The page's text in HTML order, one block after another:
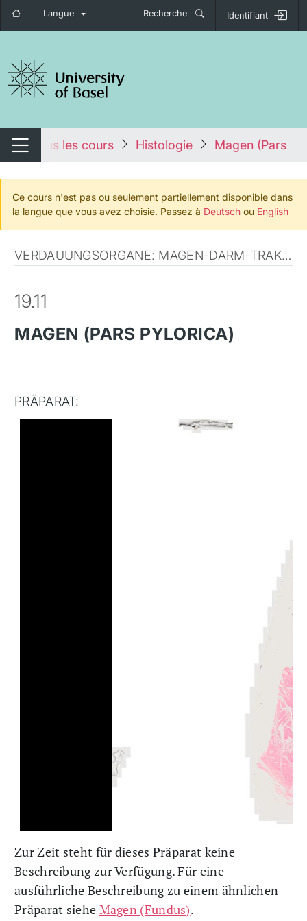
Langue Recherche Identifiant
de navigation
Changer de navigation
Tous les cours Histologie Magen (Pars
Ce cours n'est pas ou seulement partiellement disponible dans
la langue que vous avez choisie. Passez à Deutsch ou English
VERDAUUNGSORGANE: MAGEN-DARM-TRAKT (ANATOMISCHE MIKROSKOPIE)
19.11
MAGEN (PARS PYLORICA)
PRÄPARAT:
Zur Zeit steht für dieses Präparat keine
Beschreibung zur Verfügung. Für eine
ausführliche Beschreibung zu einem ähnlichen
Präparat siehe Magen (Fundus).